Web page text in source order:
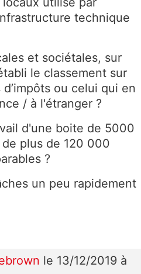
technique
et sociétales, sur
le classement sur
ou celui qui en
/ à l'étranger ?
d'une boite de 5000
plus de 120 000
?
un peu rapidement
le 13/12/2019 à